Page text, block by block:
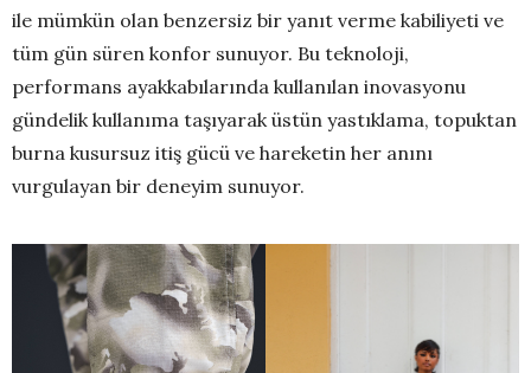
ile mümkün olan benzersiz bir yanıt verme kabiliyeti ve
tüm gün süren konfor sunuyor. Bu teknoloji,
performans ayakkabılarında kullanılan inovasyonu
gündelik kullanıma taşıyarak üstün yastıklama, topuktan
burna kusursuz itiş gücü ve hareketin her anını
vurgulayan bir deneyim sunuyor.